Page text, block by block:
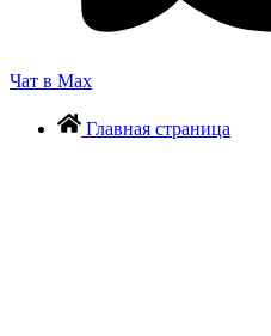
Чат в Max
Главная страница